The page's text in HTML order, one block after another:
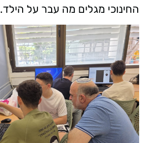
החינוכי מגלים מה עבר על הילד.